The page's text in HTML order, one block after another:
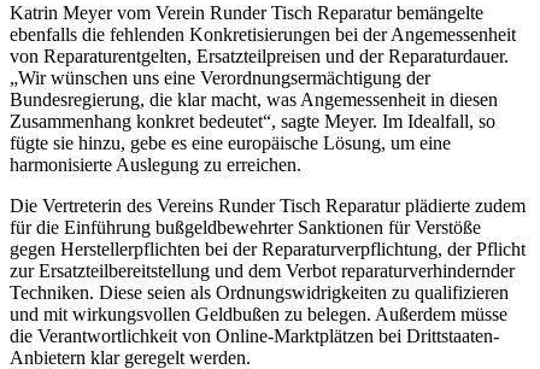
Katrin Meyer vom Verein Runder Tisch Reparatur bemängelte
ebenfalls die fehlenden Konkretisierungen bei der Angemessenheit
von Reparaturentgelten, Ersatzteilpreisen und der Reparaturdauer.
„Wir wünschen uns eine Verordnungsermächtigung der
Bundesregierung, die klar macht, was Angemessenheit in diesen
Zusammenhang konkret bedeutet“, sagte Meyer. Im Idealfall, so
fügte sie hinzu, gebe es eine europäische Lösung, um eine
harmonisierte Auslegung zu erreichen.
Die Vertreterin des Vereins Runder Tisch Reparatur plädierte zudem
für die Einführung bußgeldbewehrter Sanktionen für Verstöße
gegen Herstellerpflichten bei der Reparaturverpflichtung, der Pflicht
zur Ersatzteilbereitstellung und dem Verbot reparaturverhindernder
Techniken. Diese seien als Ordnungswidrigkeiten zu qualifizieren
und mit wirkungsvollen Geldbußen zu belegen. Außerdem müsse
die Verantwortlichkeit von Online-Marktplätzen bei Drittstaaten-
Anbietern klar geregelt werden.